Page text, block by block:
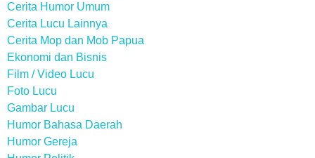
Cerita Humor Umum
Cerita Lucu Lainnya
Cerita Mop dan Mob Papua
Ekonomi dan Bisnis
Film / Video Lucu
Foto Lucu
Gambar Lucu
Humor Bahasa Daerah
Humor Gereja